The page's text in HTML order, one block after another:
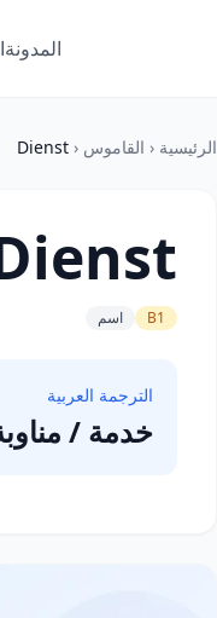
المدونة
الرئيسية ‹ القاموس ‹
Dienst
B1 اسم
الترجمة العربية
خدمة /